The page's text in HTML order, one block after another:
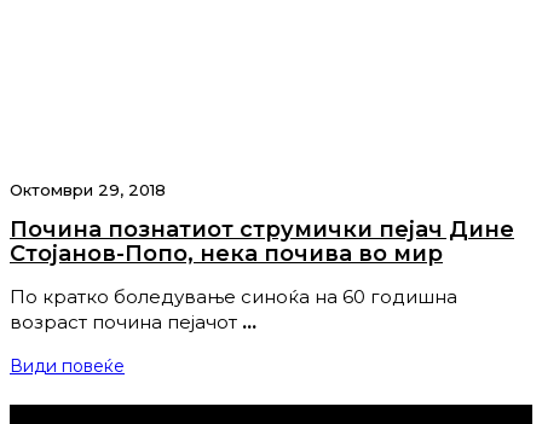
Октомври 29, 2018
Почина познатиот струмички пејач Дине
Стојанов-Попо, нека почива во мир
По кратко боледување синоќа на 60 годишна
возраст почина пејачот …
Види повеќе